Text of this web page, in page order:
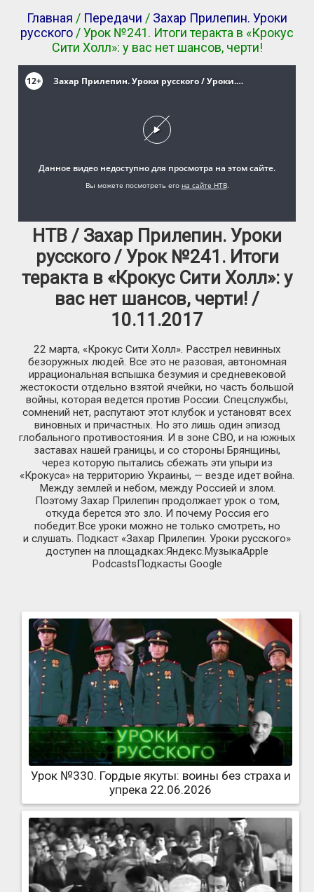
Главная / Передачи / Захар Прилепин. Уроки
русского / Урок №241. Итоги теракта в «Крокус
Сити Холл»: у вас нет шансов, черти!
НТВ / Захар Прилепин. Уроки
русского / Урок №241. Итоги
теракта в «Крокус Сити Холл»: у
вас нет шансов, черти! /
10.11.2017
22 марта, «Крокус Сити Холл». Расстрел невинных
безоружных людей. Все это не разовая, автономная
иррациональная вспышка безумия и средневековой
жестокости отдельно взятой ячейки, но часть большой
войны, которая ведется против России. Спецслужбы,
сомнений нет, распутают этот клубок и установят всех
виновных и причастных. Но это лишь один эпизод
глобального противостояния. И в зоне СВО, и на южных
заставах нашей границы, и со стороны Брянщины,
через которую пытались сбежать эти упыри из
«Крокуса» на территорию Украины, — везде идет война.
Между землей и небом, между Россией и злом.
Поэтому Захар Прилепин продолжает урок о том,
откуда берется это зло. И почему Россия его
победит.Все уроки можно не только смотреть, но
и слушать. Подкаст «Захар Прилепин. Уроки русского»
доступен на площадках:Яндекс.МузыкаApple
PodcastsПодкасты Google
Урок №330. Гордые якуты: воины без страха и
упрека 22.06.2026